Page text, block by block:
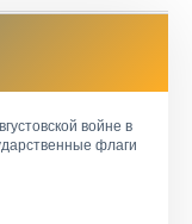
войне в
флаги